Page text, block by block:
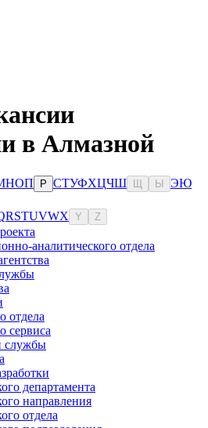
в Алмазной
НОП Р СТУФХЦЧШ Ы ЭЮ
RSTUVWX Y Z
аналитического отдела
отдела
сервиса
службы
департамента
направления
отдела